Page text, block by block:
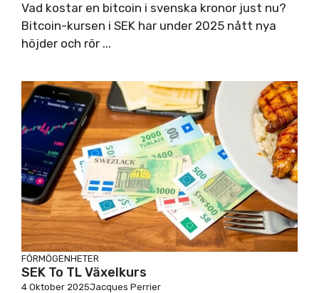
Vad kostar en bitcoin i svenska kronor just nu?
Bitcoin-kursen i SEK har under 2025 nått nya
höjder och rör ...
FÖRMÖGENHETER
SEK To TL Växelkurs
4 Oktober 2025Jacques Perrier